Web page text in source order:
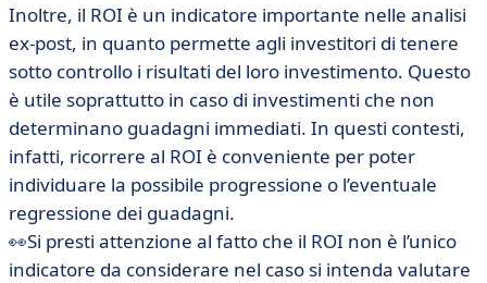
Inoltre, il ROI è un indicatore importante nelle analisi
ex-post, in quanto permette agli investitori di tenere
sotto controllo i risultati del loro investimento. Questo
è utile soprattutto in caso di investimenti che non
determinano guadagni immediati. In questi contesti,
infatti, ricorrere al ROI è conveniente per poter
individuare la possibile progressione o l’eventuale
regressione dei guadagni.
👀Si presti attenzione al fatto che il ROI non è l’unico
indicatore da considerare nel caso si intenda valutare